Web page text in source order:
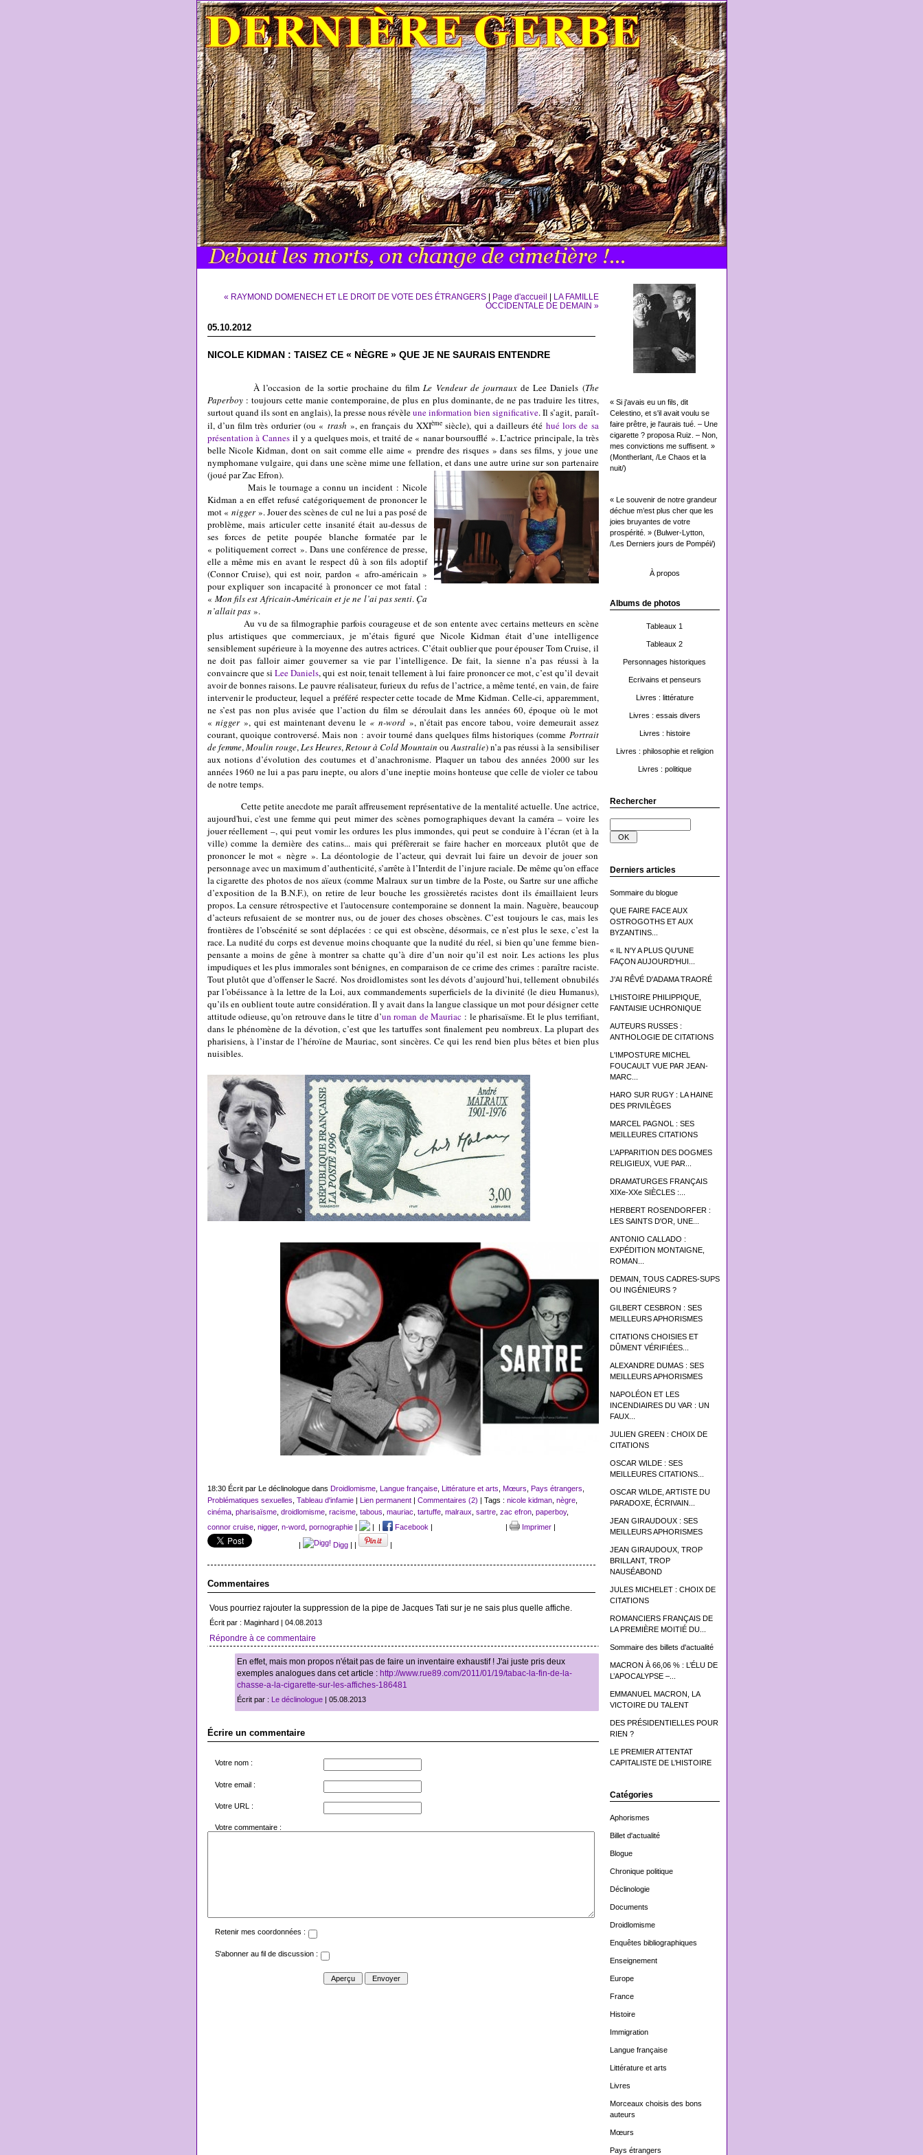
« Si j'avais eu un fils, dit
Celestino, et s'il avait voulu se
faire prêtre, je l'aurais tué. – Une
cigarette ? proposa Ruiz. – Non,
mes convictions me suffisent. »
(Montherlant, /Le Chaos et la
nuit/)
« Le souvenir de notre grandeur
déchue m’est plus cher que les
joies bruyantes de votre
prospérité. » (Bulwer-Lytton,
/Les Derniers jours de Pompéi/)
À propos
Albums de photos
Tableaux 1
Tableaux 2
Personnages historiques
Ecrivains et penseurs
Livres : littérature
Livres : essais divers
Livres : histoire
Livres : philosophie et religion
Livres : politique
Rechercher
Derniers articles
Sommaire du blogue
QUE FAIRE FACE AUX
OSTROGOTHS ET AUX
BYZANTINS...
« IL N'Y A PLUS QU'UNE
FAÇON AUJOURD'HUI...
J'AI RÊVÉ D'ADAMA TRAORÉ
L’HISTOIRE PHILIPPIQUE,
FANTAISIE UCHRONIQUE
AUTEURS RUSSES :
ANTHOLOGIE DE CITATIONS
L'IMPOSTURE MICHEL
FOUCAULT VUE PAR JEAN-
MARC...
HARO SUR RUGY : LA HAINE
DES PRIVILÈGES
MARCEL PAGNOL : SES
MEILLEURES CITATIONS
L’APPARITION DES DOGMES
RELIGIEUX, VUE PAR...
DRAMATURGES FRANÇAIS
XIXe-XXe SIÈCLES :...
HERBERT ROSENDORFER :
LES SAINTS D'OR, UNE...
ANTONIO CALLADO :
EXPÉDITION MONTAIGNE,
ROMAN...
DEMAIN, TOUS CADRES-SUPS
OU INGÉNIEURS ?
GILBERT CESBRON : SES
MEILLEURS APHORISMES
CITATIONS CHOISIES ET
DÛMENT VÉRIFIÉES...
ALEXANDRE DUMAS : SES
MEILLEURS APHORISMES
NAPOLÉON ET LES
INCENDIAIRES DU VAR : UN
FAUX...
JULIEN GREEN : CHOIX DE
CITATIONS
OSCAR WILDE : SES
MEILLEURES CITATIONS...
OSCAR WILDE, ARTISTE DU
PARADOXE, ÉCRIVAIN...
JEAN GIRAUDOUX : SES
MEILLEURS APHORISMES
JEAN GIRAUDOUX, TROP
BRILLANT, TROP
NAUSÉABOND
JULES MICHELET : CHOIX DE
CITATIONS
ROMANCIERS FRANÇAIS DE
LA PREMIÈRE MOITIÉ DU...
Sommaire des billets d'actualité
MACRON À 66,06 % : L’ÉLU DE
L’APOCALYPSE –...
EMMANUEL MACRON, LA
VICTOIRE DU TALENT
DES PRÉSIDENTIELLES POUR
RIEN ?
LE PREMIER ATTENTAT
CAPITALISTE DE L’HISTOIRE
Catégories
Aphorismes
Billet d'actualité
Blogue
Chronique politique
Déclinologie
Documents
Droidlomisme
Enquêtes bibliographiques
Enseignement
Europe
France
Histoire
Immigration
Langue française
Littérature et arts
Livres
Morceaux choisis des bons
auteurs
Mœurs
Pays étrangers
« RAYMOND DOMENECH ET LE DROIT DE VOTE DES ÉTRANGERS| Page d'accueil | LA FAMILLE
OCCIDENTALE DE DEMAIN »
05.10.2012
NICOLE KIDMAN : TAISEZ CE « NÈGRE » QUE JE NE SAURAIS ENTENDRE
À l’occasion de la sortie prochaine du filmLe Vendeur de journauxde Lee Daniels (The
Paperboy: toujours cette manie contemporaine, de plus en plus dominante, de ne pas traduire les titres,
surtout quand ils sont en anglais), la presse nous révèleune information bien significative. Il s’agit, paraît-
il, d’un film très ordurier (ou « trash », en français du XXIèmesiècle), qui a dailleurs été hué lors de sa
présentation à Cannesil y a quelques mois, et traité de « nanar boursoufflé ». L’actrice principale, la très
belle Nicole Kidman, dont on sait comme elle aime « prendre des risques » dans ses films, y joue une
nymphomane vulgaire, qui dans une scène mime une fellation, et dans une autre urine sur son partenaire
(joué par Zac Efron).
Mais le tournage a connu un incident :Nicole
Kidman a en effet refusé catégoriquement de prononcer le
mot « nigger». Jouer des scènes de cul ne lui a pas posé de
problème, mais articuler cette insanité était au-dessus de
ses forces de petite poupée blanche formatée par le
« politiquement correct ». Dans une conférence de presse,
elle a même mis en avant le respect dû à son fils adoptif
(Connor Cruise), qui est noir, pardon « afro-américain »
pour expliquer son incapacité à prononcer ce mot fatal :
« Mon fils est Africain-Américain et je ne l’ai pas senti.Ça
n’allait pas».
Au vu de sa filmographie parfois courageuse et de son entente avec certains metteurs en scène
plus artistiques que commerciaux, je m’étais figuré que Nicole Kidman était d’une intelligence
sensiblement supérieure à la moyenne des autres actrices. C’était oublier que pour épouser Tom Cruise, il
ne doit pas falloir aimer gouverner sa vie par l’intelligence. De fait, la sienne n’a pas réussi à la
convaincre que si Lee Daniels, qui est noir, tenait tellement à lui faire prononcer ce mot, c’est qu’il devait
avoir de bonnes raisons. Le pauvre réalisateur, furieux du refus de l’actrice, a même tenté, en vain, de faire
intervenir le producteur, lequel a préféré respecter cette tocade de Mme Kidman. Celle-ci, apparemment,
ne s’est pas non plus avisée que l’action du film se déroulait dans les années 60, époque où le mot
«nigger», qui est maintenant devenu le « n-word», n’était pas encore tabou, voire demeurait assez
courant, quoique controversé. Mais non : avoir tourné dans quelques films historiques (comme Portrait
de femme,Moulin rouge,Les Heures,Retour à Cold Mountain ouAustralie) n’a pas réussi à la sensibiliser
aux notions d’évolution des coutumes et d’anachronisme. Plaquer un tabou des années 2000 sur les
années 1960 ne lui a pas paru inepte, ou alors d’une ineptie moins honteuse que celle de violer ce tabou
de notre temps.
Cette petite anecdote me paraît affreusement représentative de la mentalité actuelle. Une actrice,
aujourd'hui, c'est une femme qui peut mimer des scènes pornographiques devant la caméra – voire les
jouer réellement –, qui peut vomir les ordures les plus immondes, qui peut se conduire à l’écran (et à la
ville) comme la dernière des catins... mais qui préfèrerait se faire hacher en morceaux plutôt que de
prononcer le mot « nègre ». La déontologie de l’acteur, qui devrait lui faire un devoir de jouer son
personnage avec un maximum d’authenticité, s’arrête à l’Interdit de l’injure raciale. De même qu’on efface
la cigarette des photos de nos aïeux (comme Malraux sur un timbre de la Poste, ou Sartre sur une affiche
d’exposition de la B.N.F.), on retire de leur bouche les grossièretés racistes dont ils émaillaient leurs
propos. La censure rétrospective et l'autocensure contemporaine se donnent la main. Naguère, beaucoup
d’acteurs refusaient de se montrer nus, ou de jouer des choses obscènes. C’est toujours le cas, mais les
frontières de l’obscénité se sont déplacées : ce qui est obscène, désormais, ce n’est plus le sexe, c’est la
race. La nudité du corps est devenue moins choquante que la nudité du réel, si bien qu’une femme bien-
pensante a moins de gêne à montrer sa chatte qu’à dire d’un noir qu’il est noir. Les actions les plus
impudiques et les plus immorales sont bénignes, en comparaison de ce crime des crimes : paraître raciste.
Tout plutôt que d’offenser le Sacré. Nos droidlomistes sont les dévots d’aujourd’hui, tellement obnubilés
par l’obéissance à la lettre de la Loi, aux commandements superficiels de la divinité (le dieu Humanus),
qu’ils en oublient toute autre considération. Il y avait dans la langue classique un mot pour désigner cette
attitude odieuse, qu’on retrouve dans le titre d’un roman de Mauriac : le pharisaïsme. Et le plus terrifiant,
dans le phénomène de la dévotion, c’est que les tartuffes sont finalement peu nombreux. La plupart des
pharisiens, à l’instar de l’héroïne de Mauriac, sont sincères. Ce qui les rend bien plus bêtes et bien plus
nuisibles.
18:30 Écrit par Le déclinologue dans Droidlomisme, Langue française, Littérature et arts Mœurs Pays étrangers
Problématiques sexuelles Tableau d'infamie| Lien permanent| Commentaires (2) | Tags : nicole kidman, nègre,
cinéma, pharisaïsme, droidlomisme, racisme, tabous mauriac tartuffe, malraux sartre, zac efron, paperboy,
connor cruise, nigger, n-word, pornographie| | | Facebook | | Imprimer|
| Digg| | |
Commentaires
Vous pourriez rajouter la suppression de la pipe de Jacques Tati sur je ne sais plus quelle affiche.
Écrit par : Maginhard | 04.08.2013
Répondre à ce commentaire
En effet, mais mon propos n'était pas de faire un inventaire exhaustif ! J'ai juste pris deux
exemples analogues dans cet article : http://www.rue89.com/2011/01/19/tabac-la-fin-de-la-
chasse-a-la-cigarette-sur-les-affiches-186481
Écrit par : Le déclinologue| 05.08.2013
Écrire un commentaire
Votre nom :
Votre email :
Votre URL :
Votre commentaire :
Retenir mes coordonnées :
S'abonner au fil de discussion :